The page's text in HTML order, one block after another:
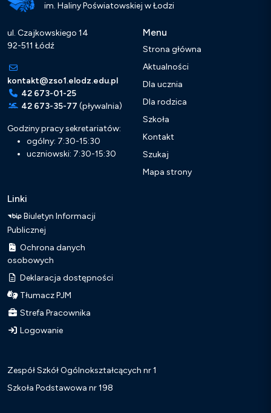
im. Haliny Poświatowskiej w Łodzi
ul. Czajkowskiego 14
92-511 Łódź
kontakt@zso1.elodz.edu.pl
42 673-01-25
42 673-35-77 (pływalnia)
Godziny pracy sekretariatów:
ogólny: 7:30-15:30
uczniowski: 7:30-15:30
Menu
Strona główna
Aktualności
Dla ucznia
Dla rodzica
Szkoła
Kontakt
Szukaj
Mapa strony
Linki
Biuletyn Informacji
Publicznej
Ochrona danych
osobowych
Deklaracja dostępności
Tłumacz PJM
Strefa Pracownika
Logowanie
Zespół Szkół Ogólnokształcących nr 1
Szkoła Podstawowa nr 198